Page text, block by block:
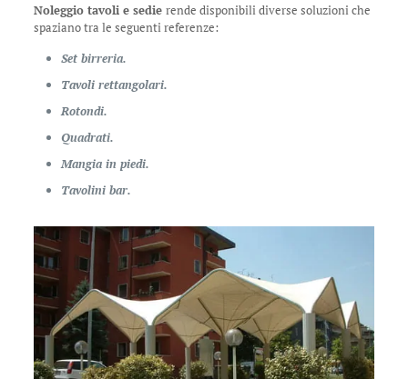
Noleggio tavoli e sedie rende disponibili diverse soluzioni che
spaziano tra le seguenti referenze:
Set birreria.
Tavoli rettangolari.
Rotondi.
Quadrati.
Mangia in piedi.
Tavolini bar.